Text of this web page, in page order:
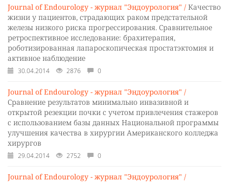
Journal of Endourology - журнал "Эндоурология" / Качество
жизни у пациентов, страдающих раком предстательной
железы низкого риска прогрессирования. Сравнительное
ретроспективное исследование: брахитерапия,
роботизированная лапароскопическая простатэктомия и
активное наблюдение
30.04.2014 2876 0
Journal of Endourology - журнал "Эндоурология" /
Сравнение результатов минимально инвазивной и
открытой резекции почки с учетом привлечения стажеров
с использованием базы данных Национальной программы
улучшения качества в хирургии Американского колледжа
хирургов
29.04.2014 2752 0
Journal of Endourology - журнал "Эндоурология" /